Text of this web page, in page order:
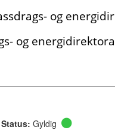
og
og
Status: Gyldig